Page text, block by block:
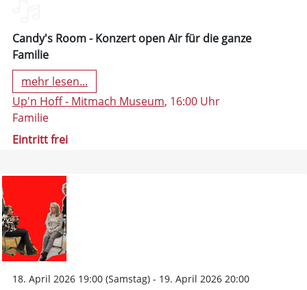
Candy's Room - Konzert open Air für die ganze
Familie
mehr lesen...
Up'n Hoff - Mitmach Museum, 16:00 Uhr
Familie
Eintritt frei
18. April 2026 19:00 (Samstag) - 19. April 2026 20:00